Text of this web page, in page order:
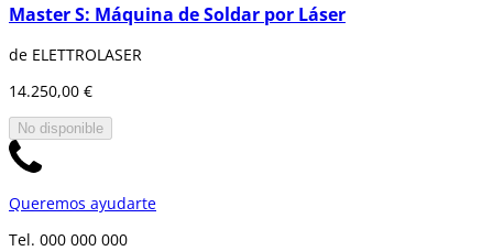
Master S: Máquina de Soldar por Láser
de ELETTROLASER
14.250,00 €
No disponible
Queremos ayudarte
Tel. 000 000 000